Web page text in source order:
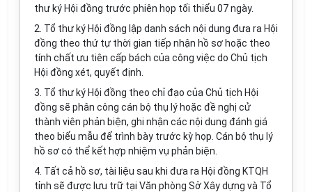
thư ký Hội đồng trước phiên họp tối thiểu 07 ngày.
2. Tổ thư ký Hội đồng lập danh sách nội dung đưa ra Hội
đồng theo thứ tự thời gian tiếp nhận hồ sơ hoặc theo
tính chất ưu tiên cấp bách của công việc do Chủ tịch
Hội đồng xét, quyết định.
3. Tổ thư ký Hội đồng theo chỉ đạo của Chủ tịch Hội
đồng sẽ phân công cán bộ thụ lý hoặc đề nghị cử
thành viên phản biện, ghi nhận các nội dung đánh giá
theo biểu mẫu để trình bày trước kỳ họp. Cán bộ thụ lý
hồ sơ có thể kết hợp nhiệm vụ phản biện.
4. Tất cả hồ sơ, tài liệu sau khi đưa ra Hội đồng KTQH
tỉnh sẽ được lưu trữ tại Văn phòng Sở Xây dựng và Tổ